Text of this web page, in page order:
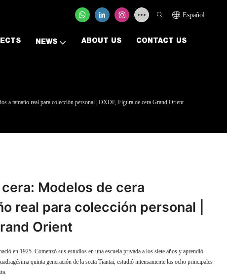
Español
NEWS ABOUT US CONTACT US
a tamaño real para colección personal | DXDF, Figura de cera Grand Orient
Modelos de cera
real para colección personal |
Orient
en 1925. Comenzó sus estudios en una escuela privada a los siete años y aprendió
quinta generación de la secta Tiantai, estudió intensamente las ocho principales